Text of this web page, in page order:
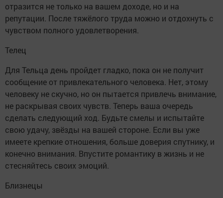
отразится не только на вашем доходе, но и на
репутации. После тяжёлого труда можно и отдохнуть с
чувством полного удовлетворения.
Телец
Для Тельца день пройдет гладко, пока он не получит
сообщение от привлекательного человека. Нет, этому
человеку не скучно, но он пытается привлечь внимание,
не раскрывая своих чувств. Теперь ваша очередь
сделать следующий ход. Будьте смелы и испытайте
свою удачу, звёзды на вашей стороне. Если вы уже
имеете крепкие отношения, больше доверия спутнику, и
конечно внимания. Впустите романтику в жизнь и не
стесняйтесь своих эмоций.
Близнецы